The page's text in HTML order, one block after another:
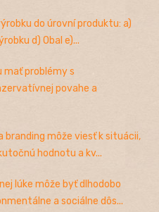
do úrovní produktu: a)
d) Obal e)...
mať problémy s
povahe a
branding môže viesť k situácii,
hodnotu a kv...
lúke môže byť dlhodobo
a sociálne dôs...